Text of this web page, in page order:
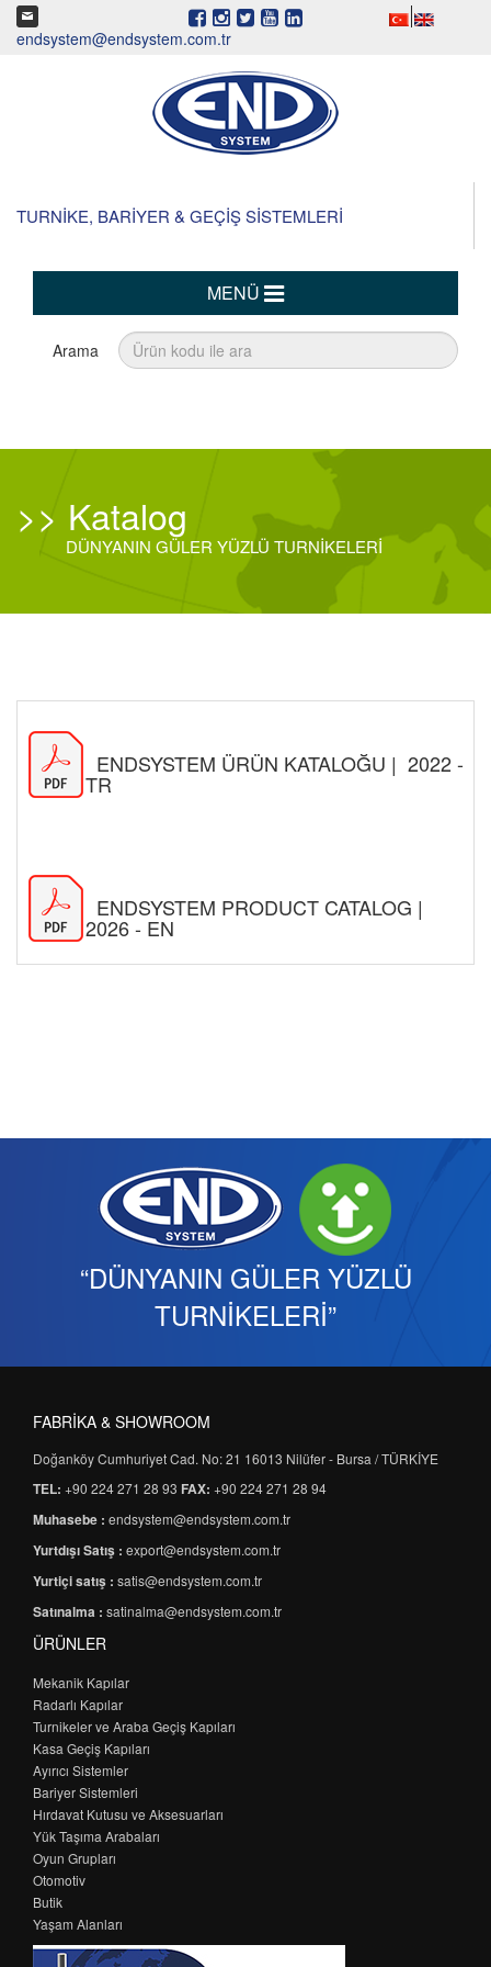
endsystem@endsystem.com.tr
TURNİKE, BARİYER & GEÇİŞ SİSTEMLERİ
MENÜ
Arama
>> Katalog
DÜNYANIN GÜLER YÜZLÜ TURNİKELERİ
ENDSYSTEM ÜRÜN KATALOĞU | 2022 -
TR
ENDSYSTEM PRODUCT CATALOG |
2026 - EN
“DÜNYANIN GÜLER YÜZLÜ
TURNİKELERİ”
FABRİKA & SHOWROOM
Doğanköy Cumhuriyet Cad. No: 21 16013 Nilüfer - Bursa / TÜRKİYE
TEL: +90 224 271 28 93 FAX: +90 224 271 28 94
Muhasebe : endsystem@endsystem.com.tr
Yurtdışı Satış : export@endsystem.com.tr
Yurtiçi satış : satis@endsystem.com.tr
Satınalma : satinalma@endsystem.com.tr
ÜRÜNLER
Mekanik Kapılar
Radarlı Kapılar
Turnikeler ve Araba Geçiş Kapıları
Kasa Geçiş Kapıları
Ayırıcı Sistemler
Bariyer Sistemleri
Hırdavat Kutusu ve Aksesuarları
Yük Taşıma Arabaları
Oyun Grupları
Otomotiv
Butik
Yaşam Alanları